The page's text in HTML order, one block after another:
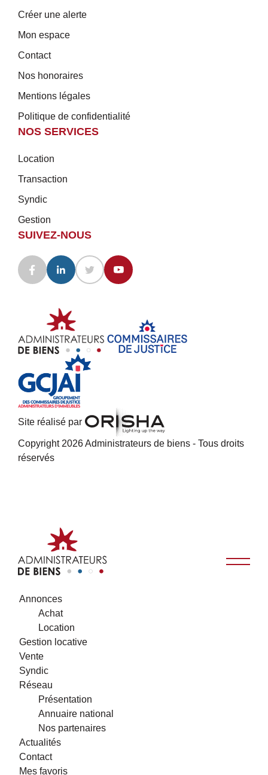
Créer une alerte
Mon espace
Contact
Nos honoraires
Mentions légales
Politique de confidentialité
NOS SERVICES
Location
Transaction
Syndic
Gestion
SUIVEZ-NOUS
Site réalisé par
Copyright 2026 Administrateurs de biens - Tous droits
réservés
Annonces
Achat
Location
Gestion locative
Vente
Syndic
Réseau
Présentation
Annuaire national
Nos partenaires
Actualités
Contact
Mes favoris